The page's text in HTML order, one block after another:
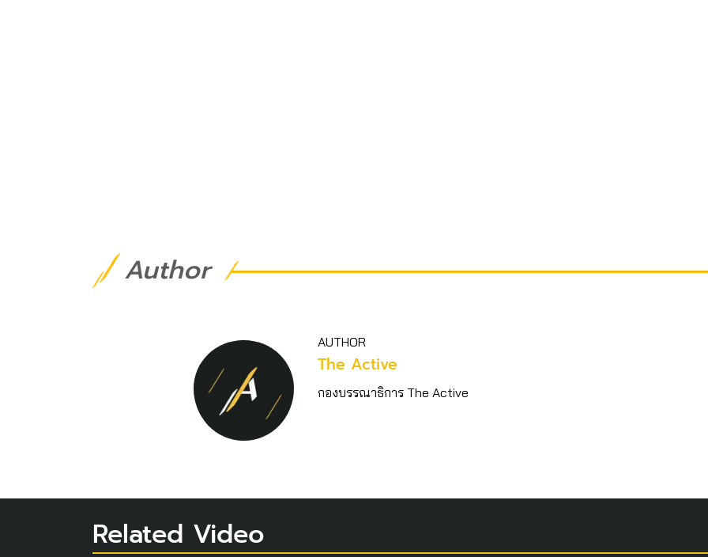
Author
AUTHOR
The Active
กองบรรณาธิการ The Active
Related Video